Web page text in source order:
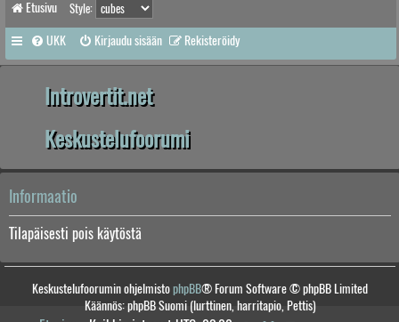
Etusivu Style:
UKK Kirjaudu sisään Rekisteröidy
Introvertit.net
Keskustelufoorumi
Informaatio
Tilapäisesti pois käytöstä
Keskustelufoorumin ohjelmistophpBB® Forum Software © phpBB Limited
Käännös: phpBB Suomi (lurttinen, harritapio, Pettis)